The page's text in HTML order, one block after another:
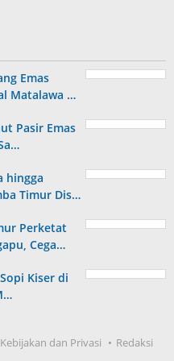
Emas
Matalawa …
Pasir Emas
hingga
Timur Dis…
Perketat
Cega…
Kiser di
Kebijakan dan Privasi Redaksi